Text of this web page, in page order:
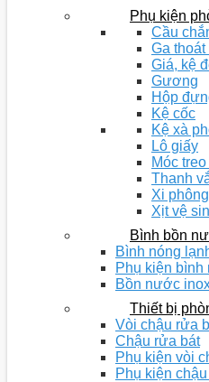
Phụ kiện
Cầu
Ga thoát
Giá, kệ
Gương
Hộp
Kệ cốc
Kệ xà
Lô giấy
Móc
Thanh
Xi
Xịt vệ
Bình bồn
Bình nóng
Phụ kiện bình
Bồn nước
Thiết bị
Vòi chậu rửa
Chậu rửa bát
Phụ kiện vòi
Phụ kiện